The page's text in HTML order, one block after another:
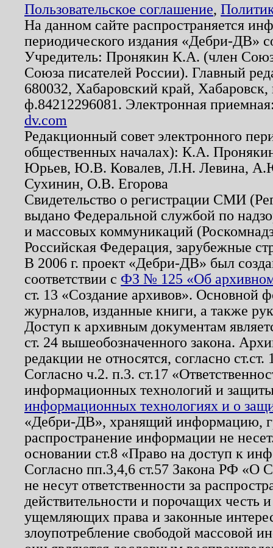
Пользовательское соглашение,
На данном сайте распространяется
периодического издания «Дебри-ДВ»
Учредитель: Пронякин К.А. (член
Союза писателей России). Главный
680032, Хабаровский край,
ф.84212296081. Электронная
dv.com
Редакционный совет электронного
общественных началах): К.А.
Юрьев, Ю.В. Ковалев, Л.Н. Левина,
Сухинин, О.В. Егорова
Свидетельство о регистрации СМИ
выдано Федеральной службой по
и массовых коммуникаций
Российская Федерация, зарубежные
В 2006 г. проект «Дебри-ДВ» был
соответствии с ФЗ № 125 «Об
ст. 13 «Создание архивов». Основной
журналов, изданные книги, а также
Доступ к архивным документам
ст. 24 вышеобозначенного закона.
редакции не относятся, согласно
Согласно ч.2. п.3. ст.17
информационных технологий и
информационных технологиях и о
«Дебри-ДВ», хранящий информацию,
распространение информации не
основании ст.8 «Право на доступ к
Согласно пп.3,4,6 ст.57 Закона РФ «О
не несут ответственности за
действительности и порочащих честь
ущемляющих права и законные
злоупотребление свободой массовой